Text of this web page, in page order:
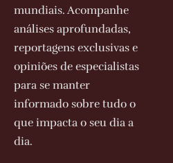
mundiais. Acompanhe
análises aprofundadas,
reportagens exclusivas e
opiniões de especialistas
para se manter
informado sobre tudo o
que impacta o seu dia a
dia.